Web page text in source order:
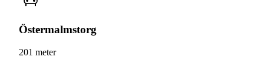
Östermalmstorg
201 meter